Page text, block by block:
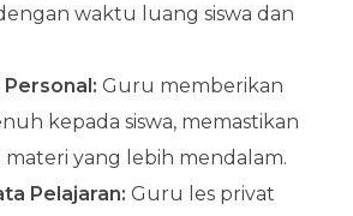
waktu luang siswa dan
Guru memberikan
kepada siswa, memastikan
materi yang lebih mendalam.
Pelajaran: Guru les privat